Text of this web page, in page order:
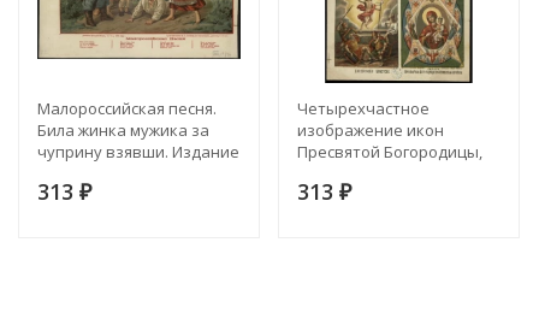
Малороссийская песня.
Била жинка мужика за
чуприну взявши. Издание
313 ₽
Четырехчастное
изображение икон
Пресвятой Богородицы,
Богоявления Господня,
313 ₽